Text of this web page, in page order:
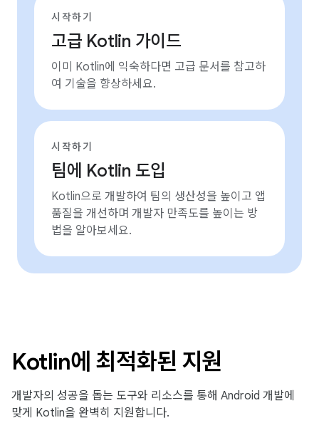
시작하기
고급 Kotlin 가이드
이미 Kotlin에 익숙하다면 고급 문서를 참고하
여 기술을 향상하세요.
시작하기
팀에 Kotlin 도입
Kotlin으로 개발하여 팀의 생산성을 높이고 앱
품질을 개선하며 개발자 만족도를 높이는 방
법을 알아보세요.
Kotlin에 최적화된 지원
개발자의 성공을 돕는 도구와 리소스를 통해 Android 개발에
맞게 Kotlin을 완벽히 지원합니다.